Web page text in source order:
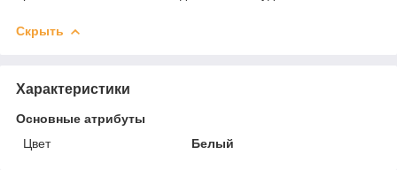
Скрыть
Характеристики
Основные атрибуты
Цвет
Белый